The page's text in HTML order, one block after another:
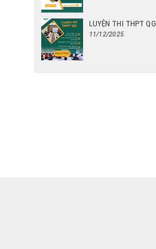
LUYỆN THI THPT QG
11/12/2025